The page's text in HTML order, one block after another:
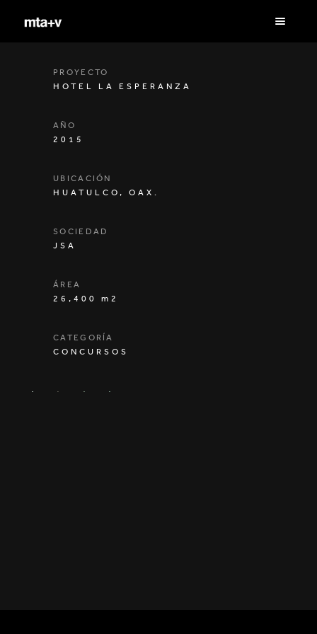
PROYECTO
HOTEL LA ESPERANZA
AÑO
2015
UBICACIÓN
HUATULCO, OAX.
SOCIEDAD
JSA
ÁREA
26,400 m2
CATEGORÍA
CONCURSOS